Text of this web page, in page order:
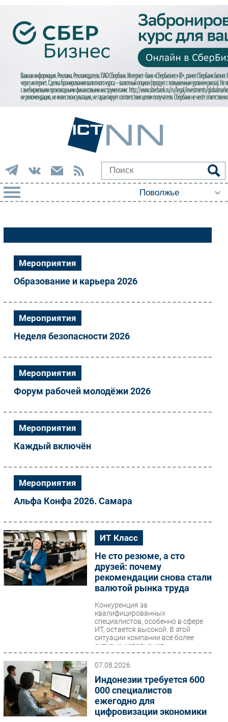
Импорто­замещение
Автоматизация Промышленности
Интернет
Мобильная связь
Интеграция
Рынок ПК
Маркетинг
Торговые сети
Оборудование
Outsourcing
Кадры
Регулирование
Финансы
Безопасность
Инновации
CIO/Управление ИТ
РАЗДЕЛЫ
Новости
Тестовый стенд
Каталог компаний
Мероприятия
Образование и карьера 2026
Мероприятия
Неделя безопасности 2026
Мероприятия
Форум рабочей молодёжи 2026
Мероприятия
Каждый включён
Мероприятия
Альфа Конфа 2026. Самара
ИТ Класс
Не сто резюме, а сто
друзей: почему
рекомендации снова стали
валютой рынка труда
Конкуренция за
квалифицированных
специалистов, особенно в сфере
ИТ, остается высокой. В этой
ситуации компании всё более
активно используют...
07.08.2026
Индонезии требуется 600
000 специалистов
ежегодно для
цифровизации экономики